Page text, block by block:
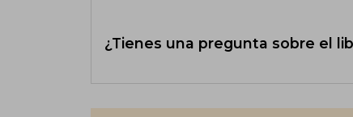
¿Tienes una pregunta sobre el